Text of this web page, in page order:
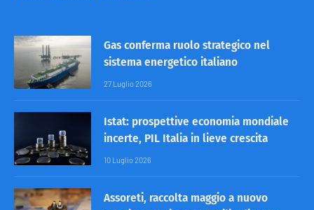
Gas conferma ruolo strategico nel
sistema energetico italiano
27 Luglio 2026
Istat: prospettive economia mondiale
incerte, PIL Italia in lieve crescita
10 Luglio 2026
Assoreti, raccolta maggio a nuovo